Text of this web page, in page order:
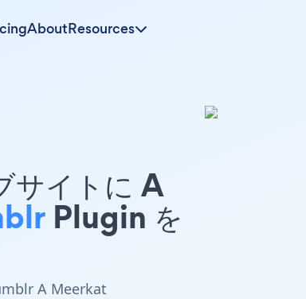
AboutResources
サイトに A
Plugin を
A Meerkat